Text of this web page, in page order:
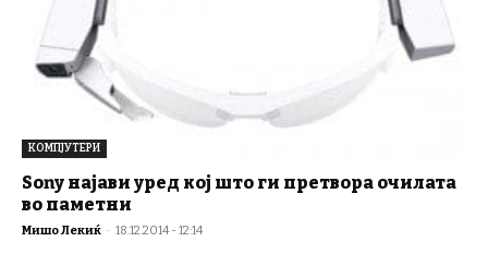
КОМПЈУТЕРИ
Sony најави уред кој што ги претвора очилата
во паметни
Мишо Лекиќ - 18.12.2014 - 12:14